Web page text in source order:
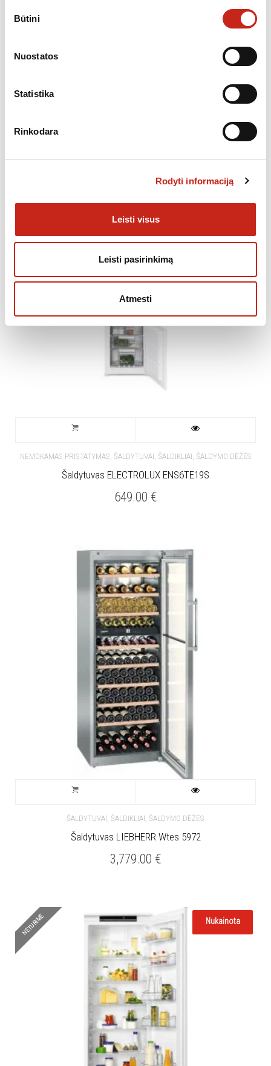
pasirinkimas
Būtini
Nuostatos
Statistika
Rinkodara
Rodyti informaciją
Leisti visus
Leisti pasirinkimą
Atmesti
KATEGORIJOS:
ŠALDYTUVAI, ŠALDIKLIAI,
pristatymas
NEMOKAMAS PRISTATYMAS, ŠALDYTUVAI, ŠALDIKLIAI, ŠALDYMO DĖŽĖS
Šaldytuvas ELECTROLUX ENS6TE19S
649.00 €
ŠALDYTUVAI, ŠALDIKLIAI, ŠALDYMO DĖŽĖS
Šaldytuvas LIEBHERR Wtes 5972
3,779.00 €
Nukainota
NETURIME